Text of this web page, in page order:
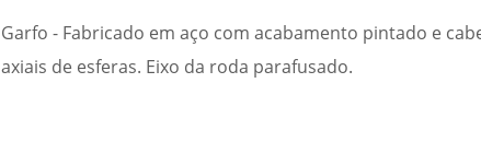
Garfo - Fabricado em aço com acabamento pintado e
axiais de esferas. Eixo da roda parafusado.